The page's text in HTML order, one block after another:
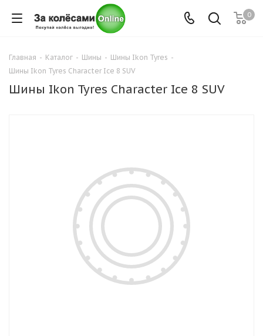
0
Главная - Каталог - Шины - Шины Ikon Tyres -
Шины Ikon Tyres Character Ice 8 SUV
Шины Ikon Tyres Character Ice 8 SUV